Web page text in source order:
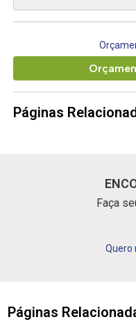
Páginas
Faça
Quero
Páginas